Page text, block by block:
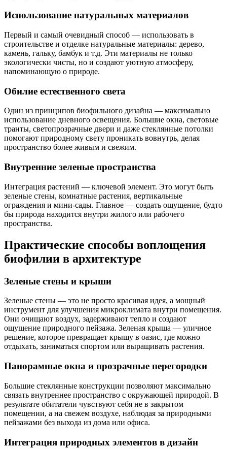
Использование натуральных материалов
Первый и самый очевидный способ — использовать в
строительстве и отделке натуральные материалы: дерево,
камень, гальку, бамбук и т.д. Эти материалы не только
экологически чисты, но и создают уютную атмосферу,
напоминающую о природе.
Обилие естественного света
Один из принципов биофильного дизайна — максимально
использование дневного освещения. Большие окна, световые
транты, светопрозрачные двери и даже стеклянные потолки
помогают природному свету проникать вовнутрь, делая
пространство более живым и свежим.
Внутренние зеленые пространства
Интеграция растений — ключевой элемент. Это могут быть
зеленые стены, комнатные растения, вертикальные
ограждения и мини-сады. Главное — создать ощущение, будто
бы природа находится внутри жилого или рабочего
пространства.
Практические способы воплощения
биофилии в архитектуре
Зеленые стены и крыши
Зеленые стены — это не просто красивая идея, а мощный
инструмент для улучшения микроклимата внутри помещения.
Они очищают воздух, задерживают тепло и создают
ощущение природного пейзажа. Зеленая крыша — уличное
решение, которое превращает крышу в оазис, где можно
отдыхать, заниматься спортом или выращивать растения.
Панорамные окна и прозрачные перегородки
Большие стеклянные конструкции позволяют максимально
связать внутреннее пространство с окружающей природой. В
результате обитатели чувствуют себя не в закрытом
помещении, а на свежем воздухе, наблюдая за природными
пейзажами без выхода из дома или офиса.
Интеграция природных элементов в дизайн